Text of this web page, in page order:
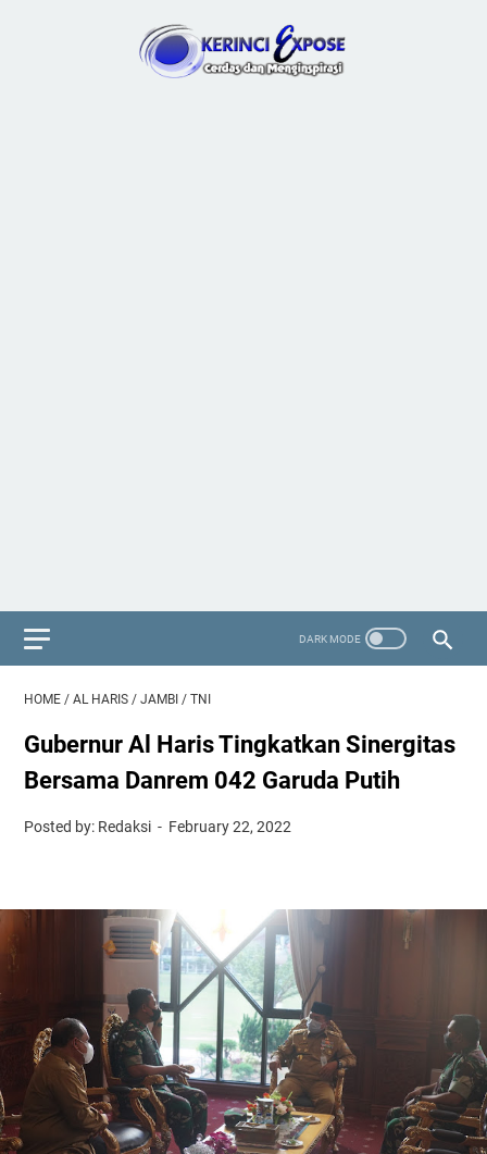
HOME / AL HARIS / JAMBI / TNI
Gubernur Al Haris Tingkatkan Sinergitas
Bersama Danrem 042 Garuda Putih
Posted by: Redaksi February 22, 2022